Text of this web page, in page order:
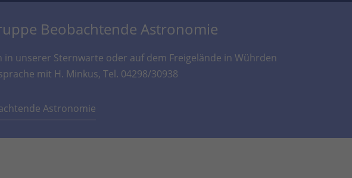
Beobachtende Astronomie
unserer Sternwarte oder auf dem Freigelände in Wührden
mit H. Minkus, Tel. 04298/30938
Astronomie